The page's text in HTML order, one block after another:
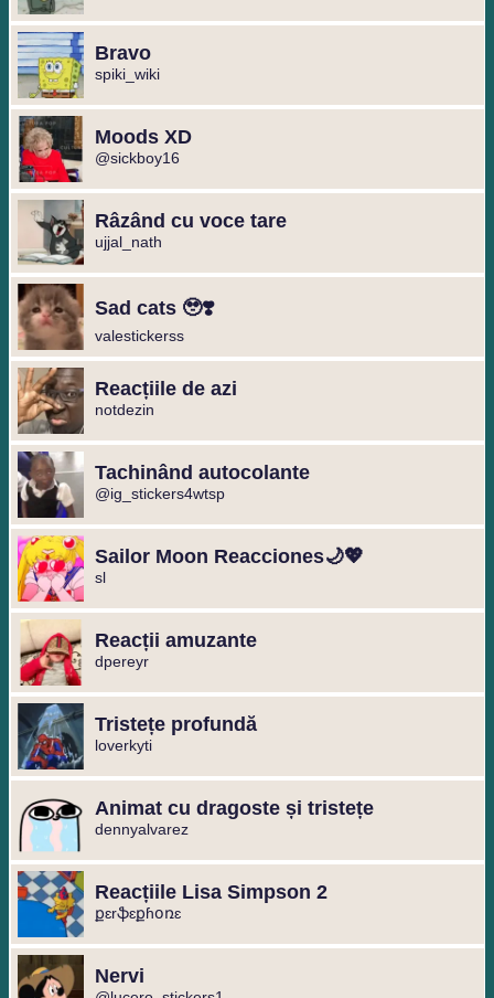
Bravo
spiki_wiki
Moods XD
@sickboy16
Râzând cu voce tare
ujjal_nath
Sad cats 🥹❣️
valestickerss
Reacțiile de azi
notdezin
Tachinând autocolante
@ig_stickers4wtsp
Sailor Moon Reacciones🌙💖
sl
Reacții amuzante
dpereyr
Tristețe profundă
loverkyti
Animat cu dragoste și tristețe
dennyalvarez
Reacțiile Lisa Simpson 2
քɛrֆɛքɦօռɛ
Nervi